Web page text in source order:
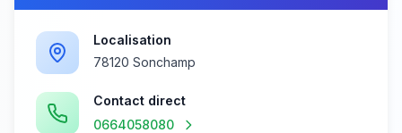
Localisation
78120 Sonchamp
Contact direct
0664058080